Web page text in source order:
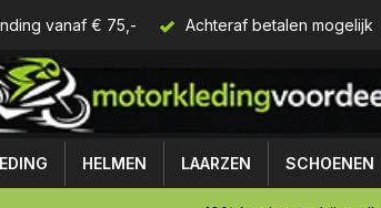
vanaf € 75,- Achteraf betalen mogelijk
HELMEN LAARZEN SCHOENEN